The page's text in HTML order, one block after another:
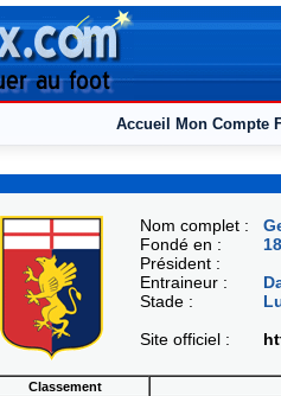
Accueil Mon Compte
Nom complet :
Fondé en :
Président :
Entraineur :
Stade :
Site officiel :
Classement